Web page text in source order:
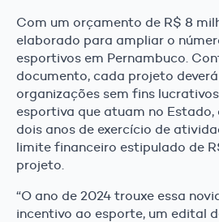
Com um orçamento de R$ 8
elaborado para ampliar o
esportivos em Pernambuco.
documento, cada projeto
organizações sem fins
esportiva que atuam no Estado,
dois anos de exercício de
limite financeiro estipulado de
projeto.
“O ano de 2024 trouxe essa
incentivo ao esporte, um edital